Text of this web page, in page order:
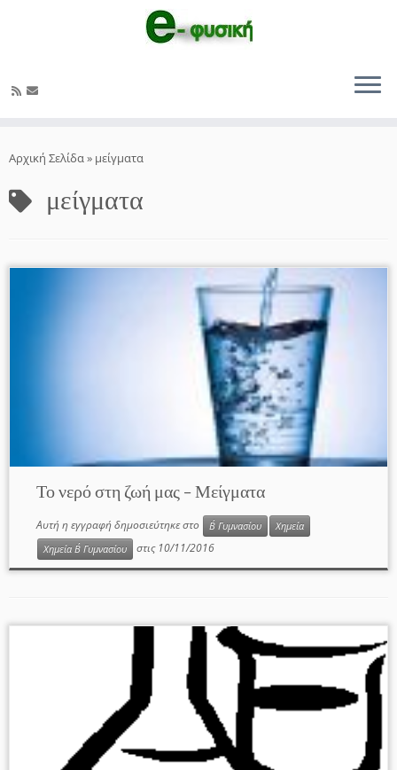
στο
Αρχική Σελίδα» μείγματα
μείγματα
Το νερό στη ζωή μας – Μείγματα
Αυτή η εγγραφή δημοσιεύτηκε στο Β΄ Γυμνασίου
Χημεία
Χημεία Β΄ Γυμνασίου
στις 10/11/2016